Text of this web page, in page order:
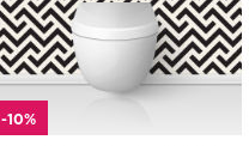
-10%